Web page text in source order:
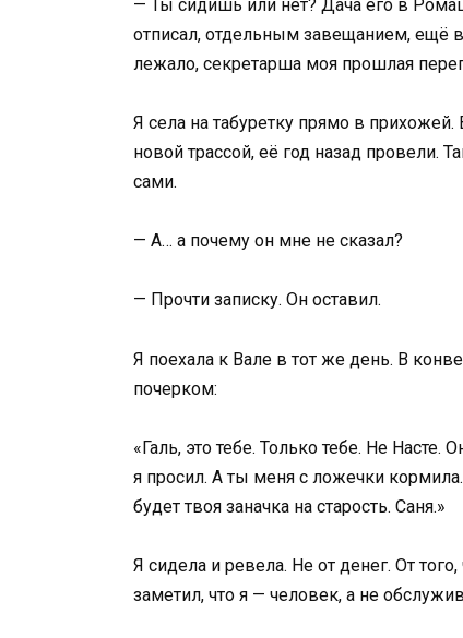
— Ты сидишь или нет? Дача его в
отписал, отдельным завещанием, ещё
лежало, секретарша моя прошлая
Я села на табуретку прямо в
новой трассой, её год назад провели.
сами.
— А… а почему он мне не сказал?
— Прочти записку. Он оставил.
Я поехала к Вале в тот же день. В
почерком:
«Галь, это тебе. Только тебе. Не Насте.
я просил. А ты меня с ложечки
будет твоя заначка на старость. Саня.»
Я сидела и ревела. Не от денег. От
заметил, что я — человек, а не